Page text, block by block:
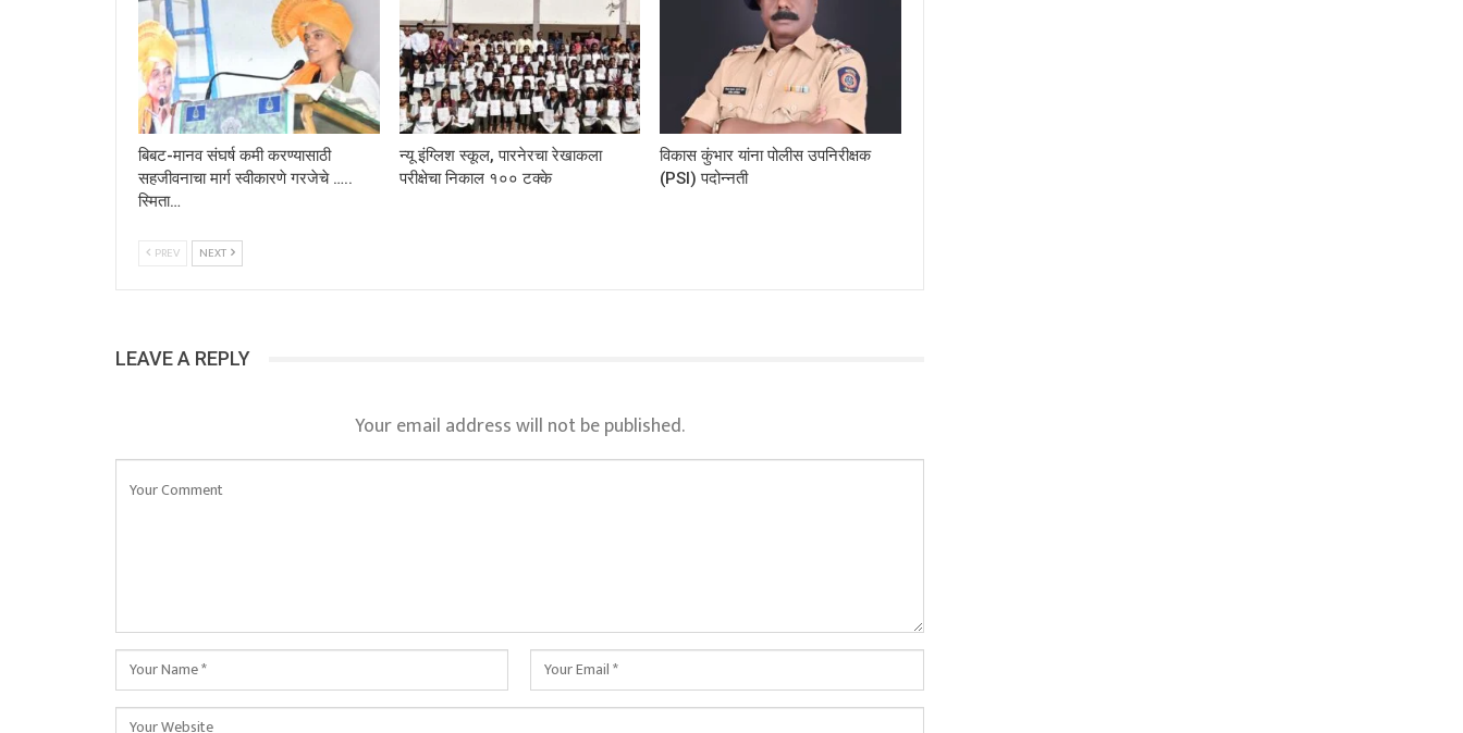
बिबट-मानव संघर्ष कमी करण्यासाठी
सहजीवनाचा मार्ग स्वीकारणे गरजेचे …..
स्मिता…
न्यू इंग्लिश स्कूल, पारनेरचा रेखाकला
परीक्षेचा निकाल १०० टक्के
विकास कुंभार यांना पोलीस उपनिरीक्षक
(PSI) पदोन्नती
PREV NEXT
LEAVE A REPLY
Your email address will not be published.